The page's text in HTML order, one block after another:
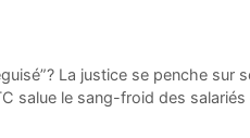
La justice se penche sur
salue le sang-froid des